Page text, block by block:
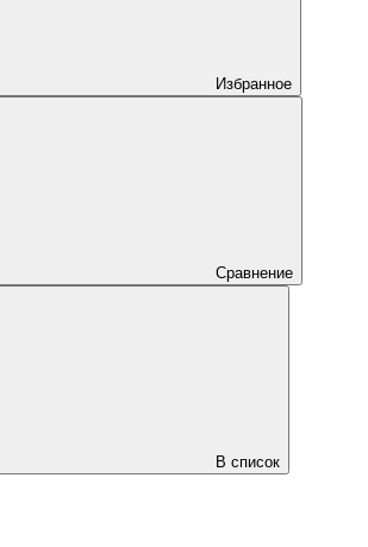
Избранное
Сравнение
В список